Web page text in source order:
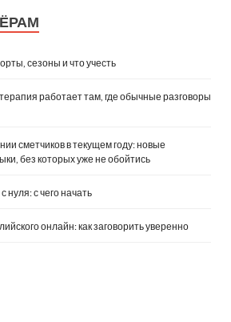
сезоны и что учесть
работает там, где обычные разговоры
сметчиков в текущем году: новые
без которых уже не обойтись
нуля: с чего начать
онлайн: как заговорить уверенно